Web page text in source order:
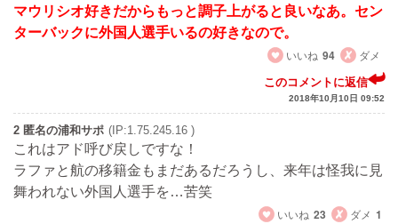
マウリシオ好きだからもっと調子上がると良いなあ。セン
ターバックに外国人選手いるの好きなので。
いいね 94 ダメ
このコメントに返信
2018年10月10日 09:52
2 匿名の浦和サポ (IP:1.75.245.16 )
これはアド呼び戻しですな！
ラファと航の移籍金もまだあるだろうし、来年は怪我に見
舞われない外国人選手を…苦笑
いいね 23 ダメ 1